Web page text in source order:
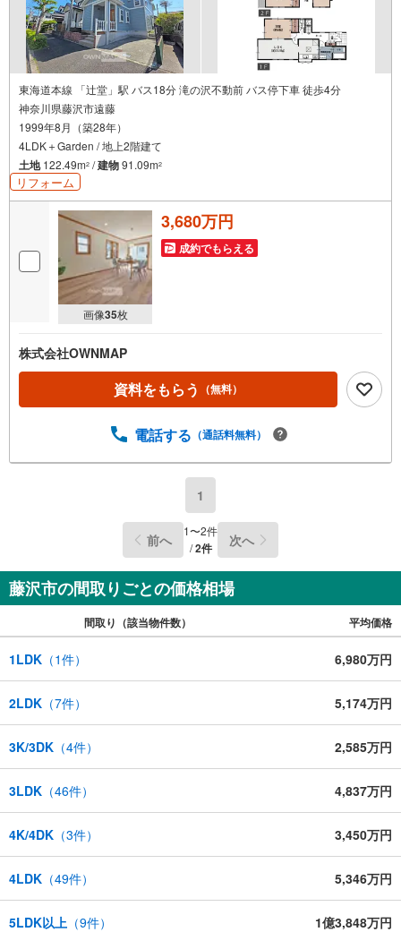
東海道本線 「辻堂」駅 バス18分 滝の沢不動前 バス停下車 徒歩4分
神奈川県藤沢市遠藤
1999年8月（築28年）
4LDK＋Garden / 地上2階建て
土地122.49m2 /建物91.09m2
リフォーム
画像35枚
3,680万円
成約でもらえる
株式会社OWNMAP
資料をもらう （無料）
電話する （通話料無料）
1
前へ 1〜2件
/2件 次へ
藤沢市の間取りごとの価格相場
間取り（該当物件数） 平均価格
1LDK （1件） 6,980万円
2LDK （7件） 5,174万円
3K/3DK （4件） 2,585万円
3LDK （46件） 4,837万円
4K/4DK （3件） 3,450万円
4LDK （49件） 5,346万円
5LDK以上 （9件） 1億3,848万円